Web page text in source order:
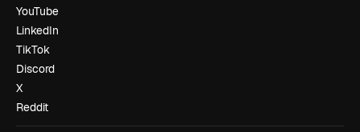
YouTube
LinkedIn
TikTok
Discord
X
Reddit